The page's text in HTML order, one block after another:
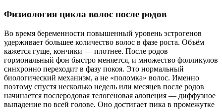
Физиология цикла волос после родов
Во время беременности повышенный уровень эстрогенов
удерживает большее количество волос в фазе роста. Объём
кажется гуще, кончики — плотнее. После родов
гормональный фон быстро меняется, и множество фолликулов
синхронно переходит в фазу покоя. Это нормальный
биологический механизм, а не «поломка» волос. Именно
поэтому спустя несколько недель или месяцев после родов
начинается послеродовая телогеновая алопеция — диффузное
выпадение по всей голове. Оно достигает пика в промежутке